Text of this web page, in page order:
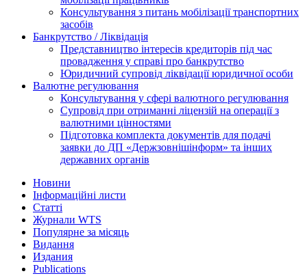
Консультування з питань мобілізації транспортних
засобів
Банкрутство / Ліквідація
Представництво інтересів кредиторів під час
провадження у справі про банкрутство
Юридичний супровід ліквідації юридичної особи
Валютне регулювання
Консультування у сфері валютного регулювання
Супровід при отриманні ліцензій на операції з
валютними цінностями
Підготовка комплекта документів для подачі
заявки до ДП «Держзовнішінформ» та інших
державних органів
Новини
Інформаційні листи
Статті
Журнали WTS
Популярне за місяць
Видання
Издания
Publications